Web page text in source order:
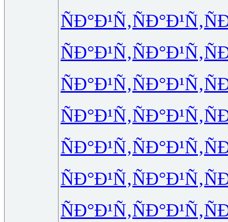
ÑÐ°Ð¹Ñ‚ÑÐ°Ð¹Ñ‚
ÑÐ°Ð¹Ñ‚ÑÐ°Ð¹Ñ‚
ÑÐ°Ð¹Ñ‚ÑÐ°Ð¹Ñ‚
ÑÐ°Ð¹Ñ‚ÑÐ°Ð¹Ñ‚
ÑÐ°Ð¹Ñ‚ÑÐ°Ð¹Ñ‚
ÑÐ°Ð¹Ñ‚ÑÐ°Ð¹Ñ‚
ÑÐ°Ð¹Ñ‚ÑÐ°Ð¹Ñ‚